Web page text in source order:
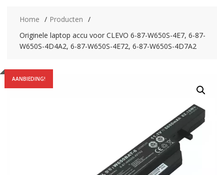
Home
Producten
Originele laptop accu voor CLEVO 6-87-W650S-4E7, 6-87-
W650S-4D4A2, 6-87-W650S-4E72, 6-87-W650S-4D7A2
AANBIEDING!